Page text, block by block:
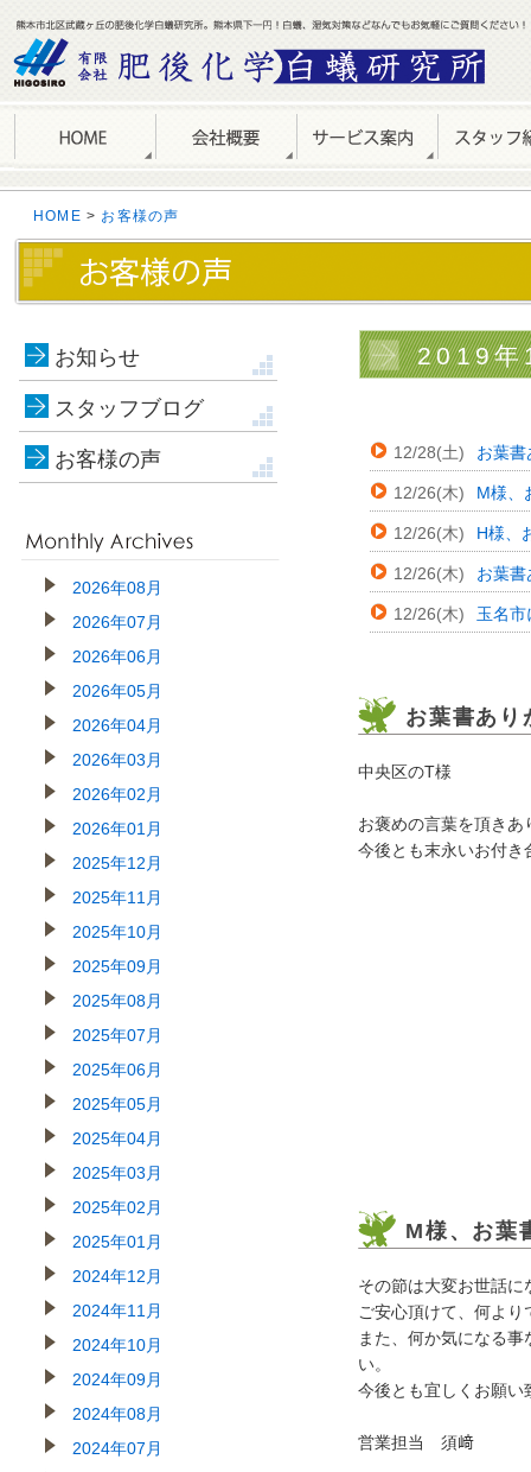
HOME > お客様の声
お知らせ
スタッフブログ
お客様の声
2026年08月
2026年07月
2026年06月
2026年05月
2026年04月
2026年03月
2026年02月
2026年01月
2025年12月
2025年11月
2025年10月
2025年09月
2025年08月
2025年07月
2025年06月
2025年05月
2025年04月
2025年03月
2025年02月
2025年01月
2024年12月
2024年11月
2024年10月
2024年09月
2024年08月
2024年07月
2019年
12/28(土) お葉
12/26(木) M様、
12/26(木) H様、
12/26(木) お葉
12/26(木) 玉名
お葉書あり
中央区のT様
お褒めの言葉を頂き
今後とも末永いお付き
M様、お葉
その節は大変お世話
ご安心頂けて、何より
また、何か気になる
い。
今後とも宜しくお願い
営業担当 須﨑